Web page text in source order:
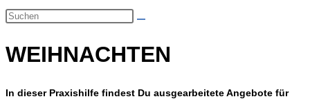
Suche
umschalten
Diese
durchsuchen
WEIHNACHTEN
In dieser Praxishilfe findest Du ausgearbeitete Angebote für